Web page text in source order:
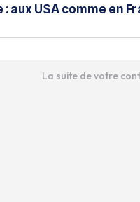
aux USA comme en
La suite de votre